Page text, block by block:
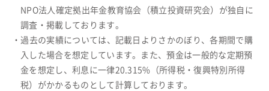
NPO法人確定拠出年金教育協会（積立投資研究会）が独自に
調査・掲載しております。
・過去の実績については、記載日よりさかのぼり、各期間で購
入した場合を想定しています。また、預金は一般的な定期預
金を想定し、利息に一律20.315%（所得税・復興特別所得
税）がかかるものとして計算しております。